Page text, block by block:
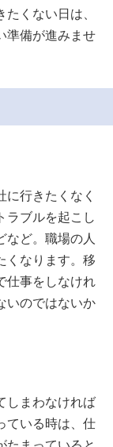
くない日は、
準備が進みませ
行きたくなく
ラブルを起こし
など。職場の人
くなります。移
仕事をしなけれ
いのではないか
しまわなければ
ている時は、仕